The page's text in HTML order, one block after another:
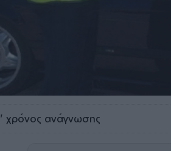
' χρόνος ανάγνωσης